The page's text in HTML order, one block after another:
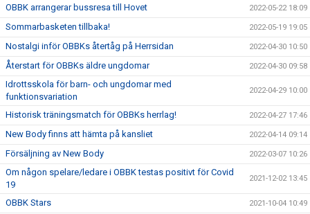
OBBK arrangerar bussresa till Hovet 2022-05-22 18:09
Sommarbasketen tillbaka! 2022-05-19 19:05
Nostalgi inför OBBKs återtåg på Herrsidan 2022-04-30 10:50
Återstart för OBBKs äldre ungdomar 2022-04-30 09:58
Idrottsskola för barn- och ungdomar med
funktionsvariation
2022-04-29 10:00
Historisk träningsmatch för OBBKs herrlag! 2022-04-27 17:46
New Body finns att hämta på kansliet 2022-04-14 09:14
Försäljning av New Body 2022-03-07 10:26
Om någon spelare/ledare i OBBK testas positivt för Covid
19
2021-12-02 13:45
OBBK Stars 2021-10-04 10:49